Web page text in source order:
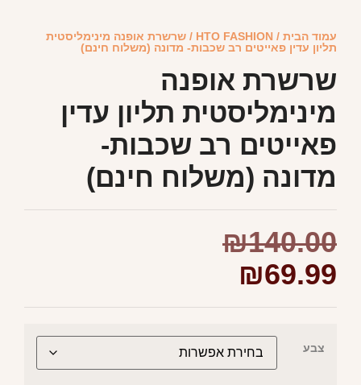
עמוד הבית /
HTO FASHION / שרשרת אופנה מינימליסטית
תליון עדין פאייטים רב שכבות- מדונה (משלוח חינם)
שרשרת אופנה
מינימליסטית תליון עדין
פאייטים רב שכבות-
מדונה (משלוח חינם)
₪140.00
₪69.99
צבע